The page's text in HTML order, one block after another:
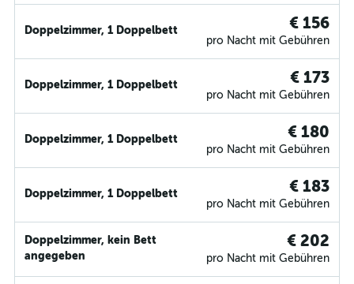
Doppelzimmer, 1 Doppelbett € 156
pro Nacht mit Gebühren
Doppelzimmer, 1 Doppelbett € 173
pro Nacht mit Gebühren
Doppelzimmer, 1 Doppelbett € 180
pro Nacht mit Gebühren
Doppelzimmer, 1 Doppelbett € 183
pro Nacht mit Gebühren
Doppelzimmer, kein Bett
angegeben
€ 202
pro Nacht mit Gebühren